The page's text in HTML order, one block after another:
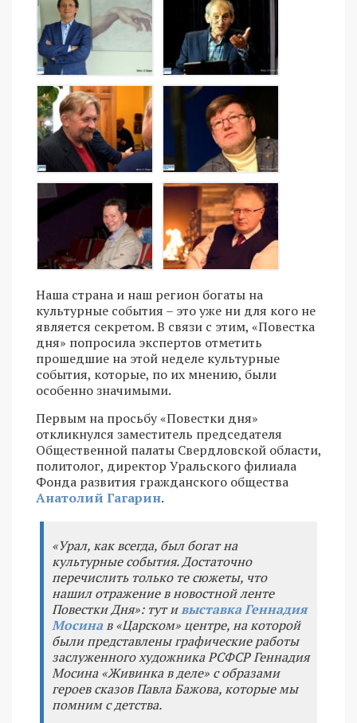
Наша страна и наш регион богаты на
культурные события – это уже ни для кого не
является секретом. В связи с этим, «Повестка
дня» попросила экспертов отметить
прошедшие на этой неделе культурные
события, которые, по их мнению, были
особенно значимыми.
Первым на просьбу «Повестки дня»
откликнулся заместитель председателя
Общественной палаты Свердловской области,
политолог, директор Уральского филиала
Фонда развития гражданского общества
Анатолий Гагарин.
«Урал, как всегда, был богат на
культурные события. Достаточно
перечислить только те сюжеты, что
нашил отражение в новостной ленте
Повестки Дня»: тут ивыставка Геннадия
Мосинав «Царском» центре, на которой
были представлены графические работы
заслуженного художника РСФСР Геннадия
Мосина «Живинка в деле» с образами
героев сказов Павла Бажова, которые мы
помним с детства.